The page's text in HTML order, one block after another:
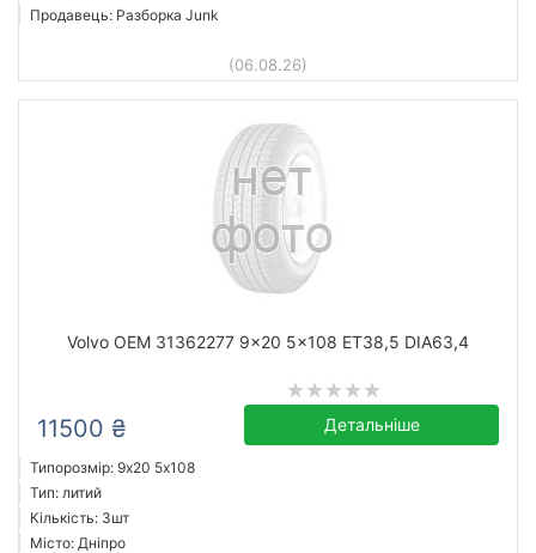
Продавець: Разборка Junk
(06.08.26)
Volvo OEM 31362277 9x20 5x108 ET38,5 DIA63,4
11500 ₴ Детальніше
Типорозмір: 9x20 5х108
Тип: литий
Кількість: 3шт
Місто: Дніпро